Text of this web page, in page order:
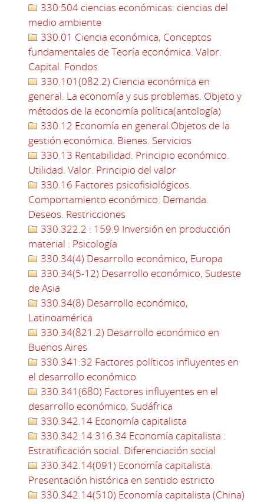
330:504 ciencias económicas: ciencias del
medio ambiente
330.01 Ciencia económica, Conceptos
fundamentales de Teoría económica. Valor.
Capital. Fondos
330.101(082.2) Ciencia económica en
general. La economía y sus problemas. Objeto y
métodos de la economía política(antología)
330.12 Economía en general.Objetos de la
gestión económica. Bienes. Servicios
330.13 Rentabilidad. Principio económico.
Utilidad. Valor. Principio del valor
330.16 Factores psicofisiológicos.
Comportamiento económico. Demanda.
Deseos. Restricciones
330.322.2 : 159.9 Inversión en producción
material : Psicología
330.34(4) Desarrollo económico, Europa
330.34(5-12) Desarrollo económico, Sudeste
de Asia
330.34(8) Desarrollo económico,
Latinoamérica
330.34(821.2) Desarrollo económico en
Buenos Aires
330.341:32 Factores políticos influyentes en
el desarrollo económico
330.341(680) Factores influyentes en el
desarrollo económico, Sudáfrica
330.342.14 Economía capitalista
330.342.14:316.34 Economía capitalista :
Estratificación social. Diferenciación social
330.342.14(091) Economía capitalista.
Presentación histórica en sentido estricto
330.342.14(510) Economía capitalista (China)